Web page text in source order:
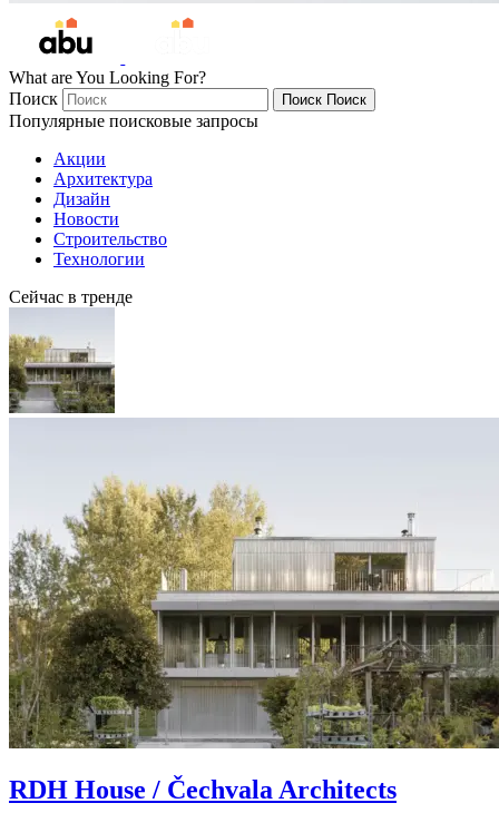
What are You Looking For?
Поиск
Поиск Поиск
Популярные поисковые запросы
Акции
Архитектура
Дизайн
Новости
Строительство
Технологии
Сейчас в тренде
RDH House / Čechvala Architects